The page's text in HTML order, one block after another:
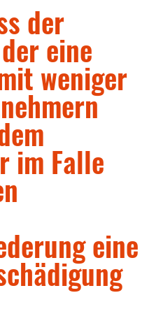
der
eine
weniger
im Falle
eine